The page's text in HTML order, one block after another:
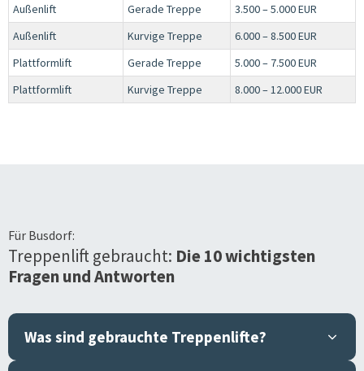
Außenlift
Gerade Treppe
3.500 – 5.000 EUR
Außenlift
Kurvige Treppe
6.000 – 8.500 EUR
Plattformlift
Gerade Treppe
5.000 – 7.500 EUR
Plattformlift
Kurvige Treppe 8.000 – 12.000 EUR
Für Busdorf:
Treppenlift gebraucht: Die 10 wichtigsten
Fragen und Antworten
Was sind gebrauchte Treppenlifte?